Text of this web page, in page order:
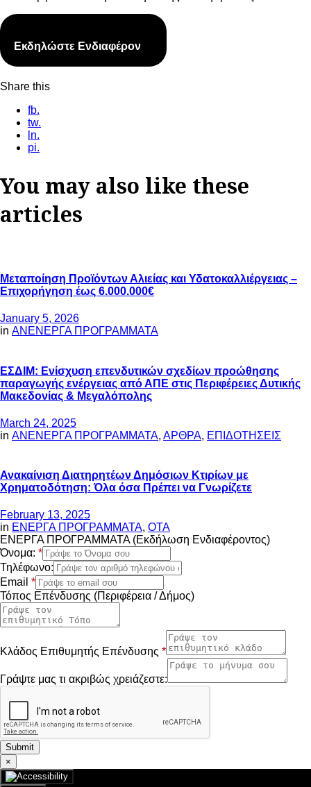
Εκδηλώστε Ενδιαφέρον
Share this
fb.
tw.
ln.
pi.
You may also like these
articles
Μεταποίηση Προϊόντων Αλιείας και Υδατοκαλλιέργειας –
Επιχορήγηση έως 6.000.000€
January 5, 2026
in ΑΝΕΝΕΡΓΑ ΠΡΟΓΡΑΜΜΑΤΑ
ΕΣΔΙΜ: Ενίσχυση επενδυτικών σχεδίων προώθησης
παραγωγής ενέργειας από ΑΠΕ στις Περιφέρειες Δυτικής
Μακεδονίας & Μεγαλόπολης
March 24, 2025
in ΑΝΕΝΕΡΓΑ ΠΡΟΓΡΑΜΜΑΤΑ, ΑΡΘΡΑ, ΕΠΙΔΟΤΗΣΕΙΣ
Ανακαίνιση Διατηρητέων Δημόσιων Κτιρίων με
Χρηματοδότηση: Όλα όσα Πρέπει να Γνωρίζετε
February 13, 2025
in ΕΝΕΡΓΑ ΠΡΟΓΡΑΜΜΑΤΑ, ΟΤΑ
ΕΝΕΡΓΑ ΠΡΟΓΡΑΜΜΑΤΑ (Εκδήλωση Ενδιαφέροντος)
Όνομα: *
Τηλέφωνο:
Email *
Τόπος Επένδυσης (Περιφέρεια / Δήμος)
Κλάδος Επιθυμητής Επένδυσης *
Γράψτε μας τι ακριβώς χρειάζεστε:
Submit
×